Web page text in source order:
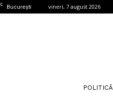
C București vineri, 7 august 2026
POLITICĂ